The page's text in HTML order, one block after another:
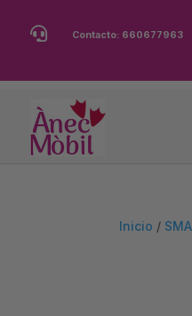
 Contacto: 660677963
Inicio /